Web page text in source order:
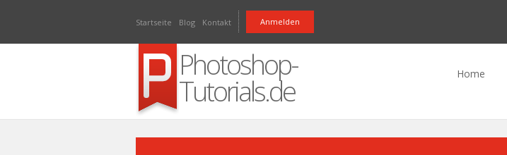
Startseite Blog Kontakt Anmelden
Photoshop-
Tutorials.de Home